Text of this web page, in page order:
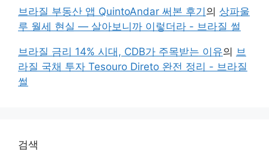
브라질 부동산 앱 QuintoAndar 써본 후기의 상파울
루 월세 현실 — 살아보니까 이렇더라 - 브라질 썰
브라질 금리 14% 시대, CDB가 주목받는 이유의 브
라질 국채 투자 Tesouro Direto 완전 정리 - 브라질
썰
검색